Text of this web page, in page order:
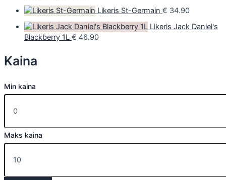
Likeris St-Germain € 34.90
Likeris Jack Daniel's
Blackberry 1L € 46.90
Kaina
Min kaina
Maks kaina